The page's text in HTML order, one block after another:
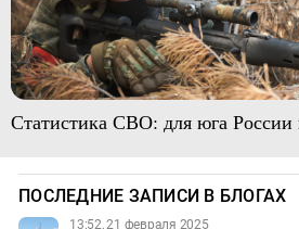
Статистика СВО: для юга России
ПОСЛЕДНИЕ ЗАПИСИ В БЛОГАХ
13:52, 21 февраля 2025